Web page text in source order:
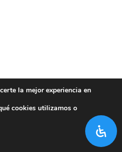
la mejor experiencia en
cookies utilizamos o